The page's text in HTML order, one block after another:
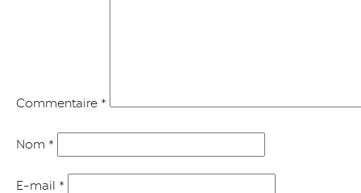
Commentaire *
Nom *
E-mail *